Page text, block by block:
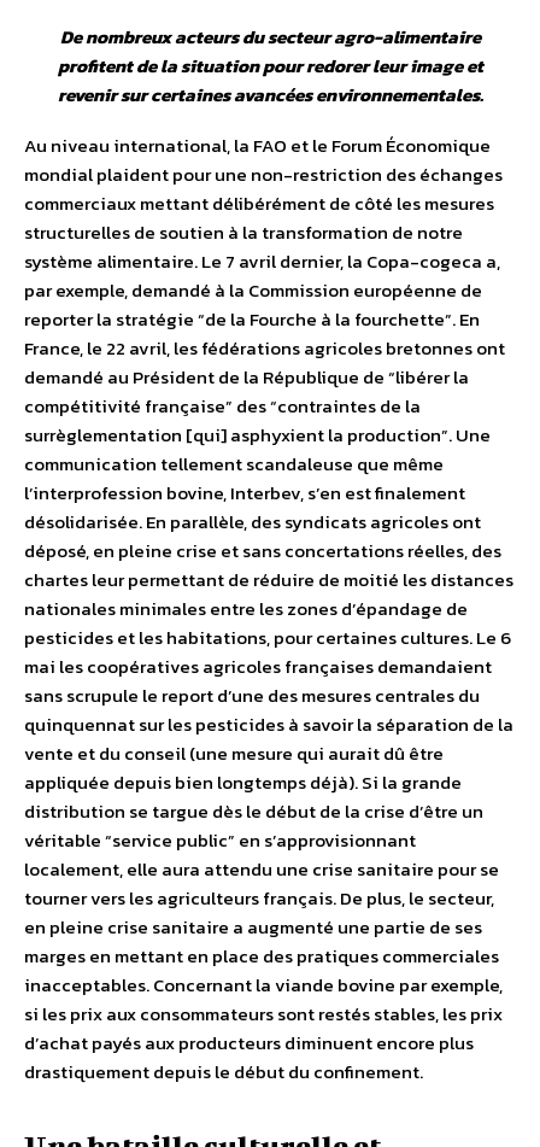
De nombreux acteurs du secteur agro-alimentaire
profitent de la situation pour redorer leur image et
revenir sur certaines avancées environnementales.
Au niveau international, la FAO et le Forum Économique
mondial plaident pour une non-restriction des échanges
commerciaux mettant délibérément de côté les mesures
structurelles de soutien à la transformation de notre
système alimentaire. Le 7 avril dernier, la Copa-cogeca a,
par exemple, demandé à la Commission européenne de
reporter la stratégie “de la Fourche à la fourchette”. En
France, le 22 avril, les fédérations agricoles bretonnes ont
demandé au Président de la République de “libérer la
compétitivité française” des “contraintes de la
surrèglementation [qui] asphyxient la production”. Une
communication tellement scandaleuse que même
l’interprofession bovine, Interbev, s’en est finalement
désolidarisée. En parallèle, des syndicats agricoles ont
déposé, en pleine crise et sans concertations réelles, des
chartes leur permettant de réduire de moitié les distances
nationales minimales entre les zones d’épandage de
pesticides et les habitations, pour certaines cultures. Le 6
mai les coopératives agricoles françaises demandaient
sans scrupule le report d’une des mesures centrales du
quinquennat sur les pesticides à savoir la séparation de la
vente et du conseil (une mesure qui aurait dû être
appliquée depuis bien longtemps déjà). Si la grande
distribution se targue dès le début de la crise d’être un
véritable “service public” en s’approvisionnant
localement, elle aura attendu une crise sanitaire pour se
tourner vers les agriculteurs français. De plus, le secteur,
en pleine crise sanitaire a augmenté une partie de ses
marges en mettant en place des pratiques commerciales
inacceptables. Concernant la viande bovine par exemple,
si les prix aux consommateurs sont restés stables, les prix
d’achat payés aux producteurs diminuent encore plus
drastiquement depuis le début du confinement.